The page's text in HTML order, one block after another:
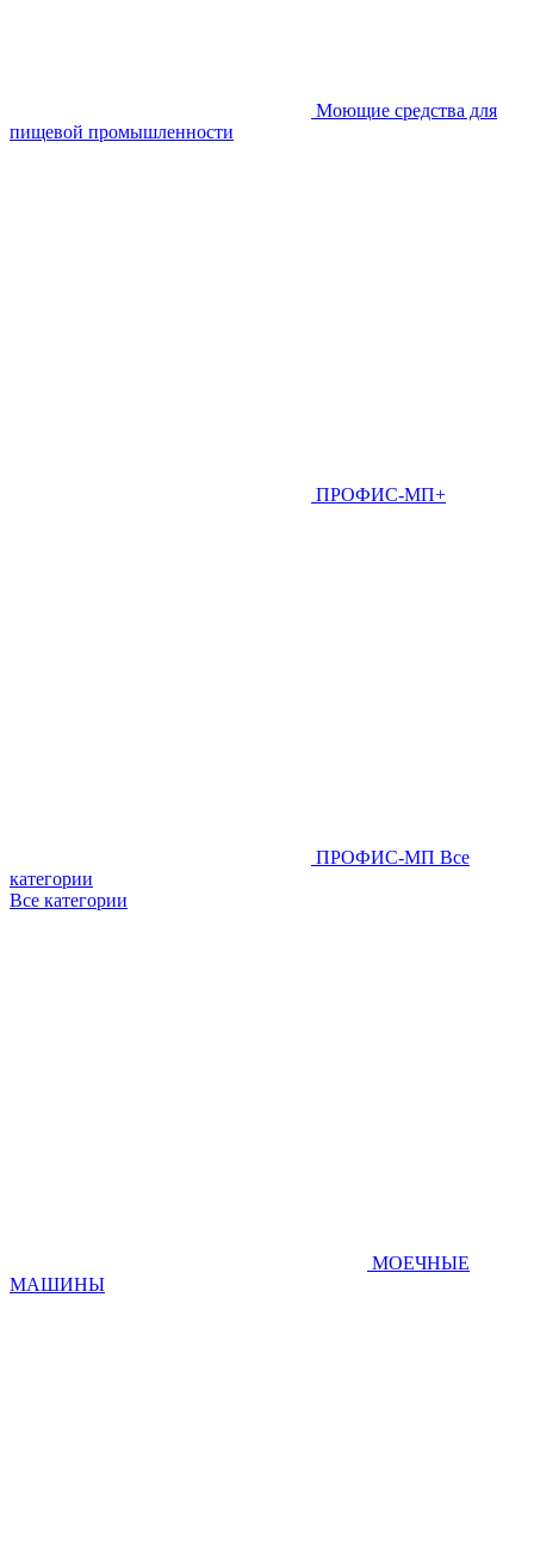
Моющие средства для
пищевой промышленности
ПРОФИС-МП+
ПРОФИС-МП Все
категории
Все категории
МОЕЧНЫЕ
МАШИНЫ